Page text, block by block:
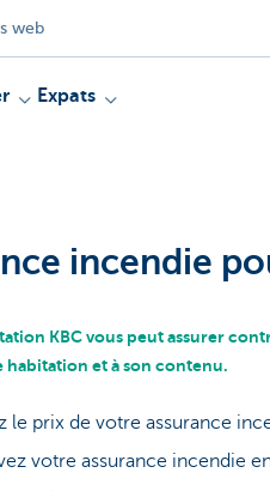
web
Expats
incendie
KBC vous peut assurer
habitation et à son contenu.
le prix de votre assurance
votre assurance incendie